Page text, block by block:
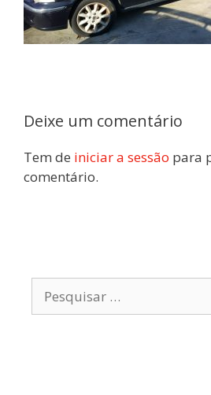
Deixe um comentário
Tem de iniciar a sessão para
comentário.
por: